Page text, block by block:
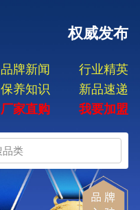
权威发布
品牌新闻
行业精英
保养知识
新品速递
厂家直购 我要加盟